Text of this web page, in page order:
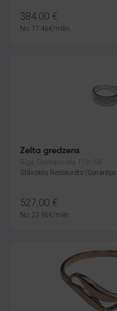
384.00 €
No 17.46€/mēn.
Zelta gredzens
Rīga, Dzirnavu iela 119 - 58
Stāvoklis Restaurēts
527.00 €
No 23.96€/mēn.